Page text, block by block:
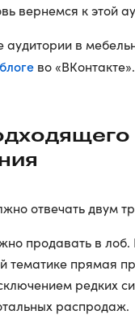
вернемся к этой
аудитории в
во «ВКонтакте».
отвечать двум
продавать в
тематике прямая
редких
распродаж.